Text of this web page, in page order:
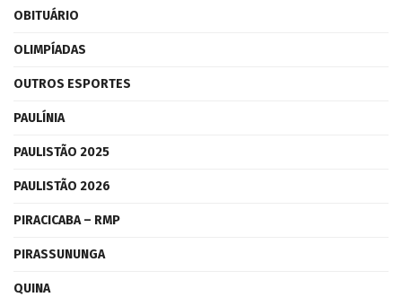
OBITUÁRIO
OLIMPÍADAS
OUTROS ESPORTES
PAULÍNIA
PAULISTÃO 2025
PAULISTÃO 2026
PIRACICABA – RMP
PIRASSUNUNGA
QUINA